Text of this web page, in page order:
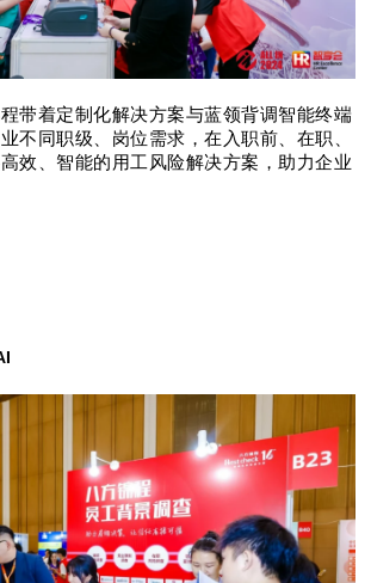
带着定制化解决方案与蓝领背调智能终端
不同职级、岗位需求，在入职前、在职、
效、智能的用工风险解决方案，助力企业